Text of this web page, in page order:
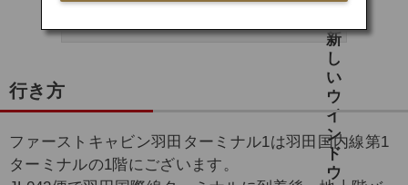
行き方
ファーストキャビン羽田ターミナル1は羽田国内線第1
ターミナルの1階にございます。